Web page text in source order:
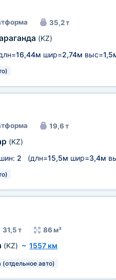
35,2 т
(KZ)
16,44м шир=2,74м выс=
19,6 т
(KZ)
2 (длн=15,5м шир=3,4м
31,5 т 86 м³
(KZ) ~ 1557 км
(отдельное авто)